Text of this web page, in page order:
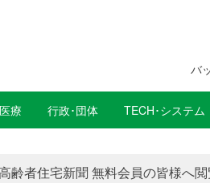
バ
医療 行政･団体 TECH･システム
齢者住宅新聞 無料会員の皆様へ